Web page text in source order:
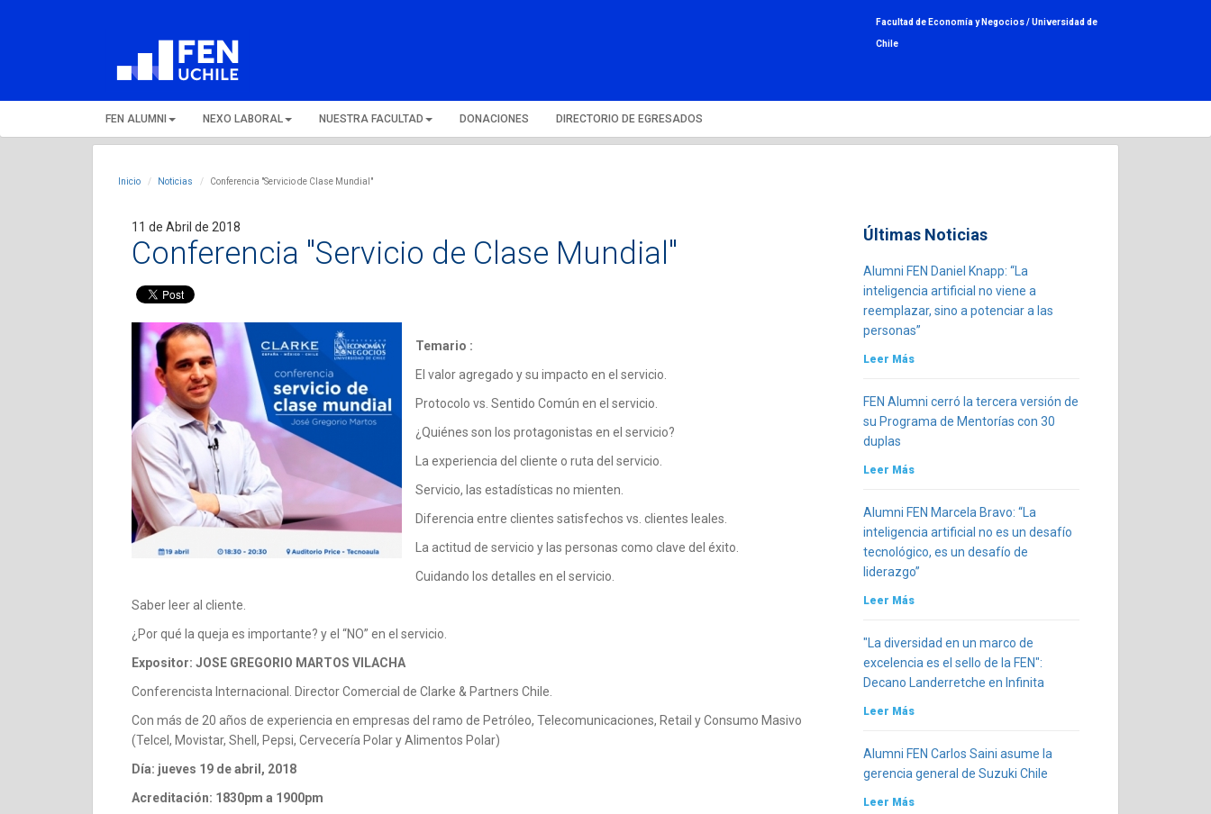
Facultad de Economía y Negocios /Universidad de
Chile
FEN ALUMNI NEXO LABORAL NUESTRA FACULTAD DONACIONES DIRECTORIO DE EGRESADOS
Inicio Noticias Conferencia "Servicio de Clase Mundial"
11 de Abril de 2018
Conferencia "Servicio de Clase Mundial"
Temario :
El valor agregado y su impacto en el servicio.
Protocolo vs. Sentido Común en el servicio.
¿Quiénes son los protagonistas en el servicio?
La experiencia del cliente o ruta del servicio.
Servicio, las estadísticas no mienten.
Diferencia entre clientes satisfechos vs. clientes leales.
La actitud de servicio y las personas como clave del éxito.
Cuidando los detalles en el servicio.
Saber leer al cliente.
¿Por qué la queja es importante? y el “NO” en el servicio.
Expositor: JOSE GREGORIO MARTOS VILACHA
Conferencista Internacional. Director Comercial de Clarke & Partners Chile.
Con más de 20 años de experiencia en empresas del ramo de Petróleo, Telecomunicaciones, Retail y Consumo Masivo
(Telcel, Movistar, Shell, Pepsi, Cervecería Polar y Alimentos Polar)
Día: jueves 19 de abril, 2018
Acreditación: 1830pm a 1900pm
Últimas Noticias
Alumni FEN Daniel Knapp: “La
inteligencia artificial no viene a
reemplazar, sino a potenciar a las
personas”
Leer Más
FEN Alumni cerró la tercera versión de
su Programa de Mentorías con 30
duplas
Leer Más
Alumni FEN Marcela Bravo: “La
inteligencia artificial no es un desafío
tecnológico, es un desafío de
liderazgo”
Leer Más
"La diversidad en un marco de
excelencia es el sello de la FEN":
Decano Landerretche en Infinita
Leer Más
Alumni FEN Carlos Saini asume la
gerencia general de Suzuki Chile
Leer Más